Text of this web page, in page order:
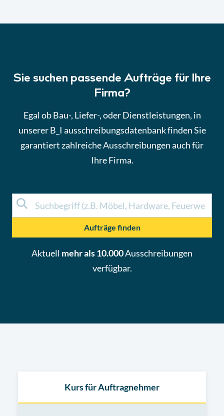
Sie suchen passende Aufträge für Ihre
Firma?
Egal ob Bau-, Liefer-, oder Dienstleistungen, in
unserer B_I ausschreibungsdatenbank finden Sie
garantiert zahlreiche Ausschreibungen auch für
Ihre Firma.
Aufträge finden
Aktuell mehr als 10.000Ausschreibungen
verfügbar.
Kurs für Auftragnehmer